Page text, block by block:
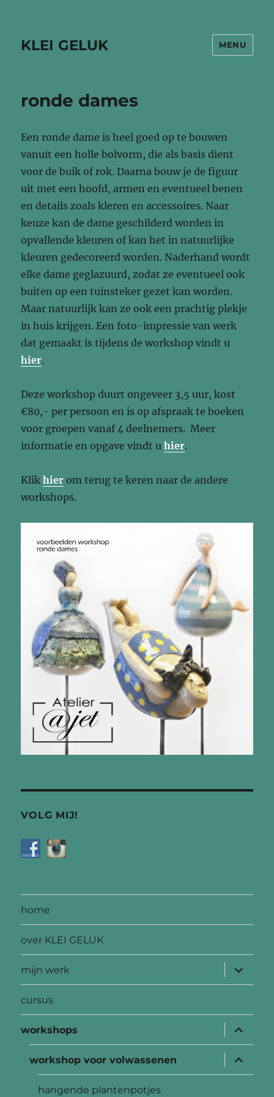
KLEI GELUK MENU
ronde dames
Een ronde dame is heel goed op te bouwen
vanuit een holle bolvorm, die als basis dient
voor de buik of rok. Daarna bouw je de figuur
uit met een hoofd, armen en eventueel benen
en details zoals kleren en accessoires. Naar
keuze kan de dame geschilderd worden in
opvallende kleuren of kan het in natuurlijke
kleuren gedecoreerd worden. Naderhand wordt
elke dame geglazuurd, zodat ze eventueel ook
buiten op een tuinsteker gezet kan worden.
Maar natuurlijk kan ze ook een prachtig plekje
in huis krijgen. Een foto-impressie van werk
dat gemaakt is tijdens de workshop vindt u
hier.
Deze workshop duurt ongeveer 3,5 uur, kost
€80,- per persoon en is op afspraak te boeken
voor groepen vanaf 4 deelnemers. Meer
informatie en opgave vindt uhier.
Klikhier om terug te keren naar de andere
workshops.
VOLG MIJ!
home
over KLEI GELUK
mijn werk
cursus
workshops
workshop voor volwassenen
hangende plantenpotjes